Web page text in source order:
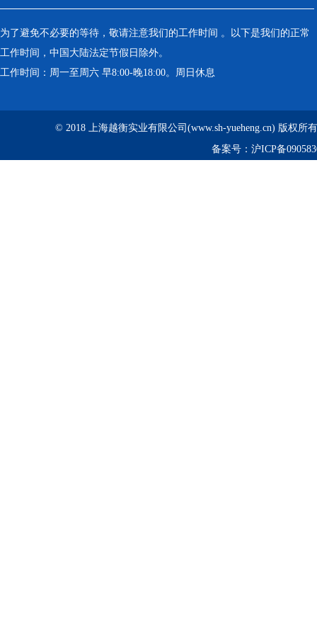
为了避免不必要的等待，敬请注意我们的工作时间 。以下是我们的正常
工作时间，中国大陆法定节假日除外。
工作时间：周一至周六 早8:00-晚18:00。周日休息
© 2018 上海越衡实业有限公司(www.sh-yueheng.cn) 版权所
备案号： 沪ICP备